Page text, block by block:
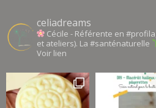
ici
celiadreams
Cécile - Référente en
et ateliers). La #santénaturelle
Voir lien